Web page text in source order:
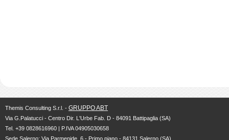
Themis Consulting S.r.l. - GRUPPO ABT
Via G.Palatucci - Centro Dir. L'Urbe Fab. D - 84091 Battipaglia (SA)
Tel. +39 0828616960 | P.IVA 04905030658
Sede Salerno: Via Parmenide, 6 - Primo piano - 84131 Salerno (SA)